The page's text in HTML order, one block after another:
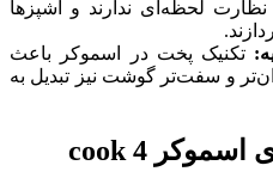
لحظه‌ای ندارند و آشپزها
تکنیک پخت در اسموکر باعث
و سفت‌تر گوشت نیز تبدیل به
4
cook